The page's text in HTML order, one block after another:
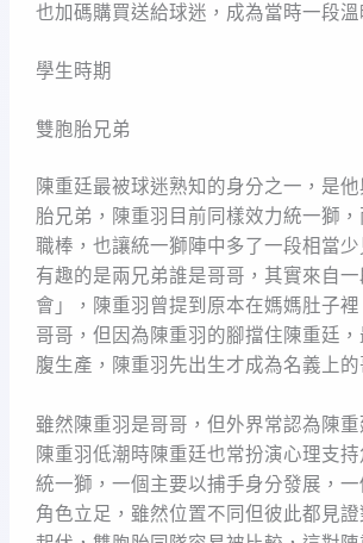
也加碼購買送給球迷，成為當時一段溫
學生時期
雙胞胎兄弟
陳重廷最被球迷熟知的身分之一，是
胎兄弟，陳重羽目前同樣效力統一獅
職棒，也讓統一獅陣中多了一段相當少
有趣的是兩兄弟誰是哥哥，其實來自
會」，陳重羽曾提到原本在媽媽肚子
哥哥，但因為陳重羽的腳擋住陳重廷，
腹生產，陳重羽先出生才成為名義上的
雖然陳重羽是哥哥，但外界常認為陳重
陳重羽低潮時陳重廷也常扮演心理支
統一獅，一個主要以捕手身分發展，
角色立足，雖然位置不同但彼此都見